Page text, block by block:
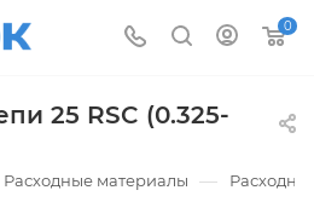
0
25 RSC (0.325-
Расходные материалы —